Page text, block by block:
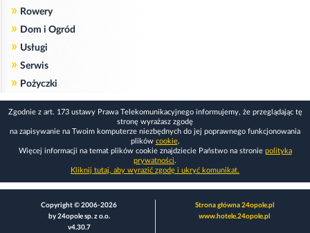
» Rowery
» Dom i Ogród
» Usługi
» Serwis
» Pożyczki
Zgodnie z art. 173 ustawy Prawa Telekomunikacyjnego informujemy, że przeglądając tę
stronę wyrażasz zgodę
na zapisywanie na Twoim komputerze niezbędnych do jej poprawnego funkcjonowania
plików cookie.
Więcej informacji na temat plików cookie znajdziecie Państwo na stronie polityka
prywatności.
Kliknij tutaj, aby wyrazić zgodę i ukryć komunikat.
Copyright © 2006-2026
by 24opole sp. z o.o.
v4.30.7
Strona główna 24opole.pl
www.hotele.24opole.pl